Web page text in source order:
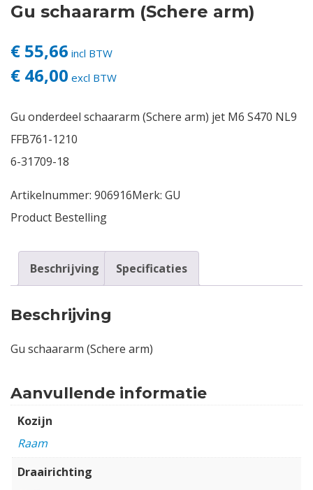
Vacatures
Gu schaararm (Schere arm)
€ 55,66 incl BTW
€ 46,00 excl BTW
Gu onderdeel schaararm (Schere arm) jet M6 S470 NL9
FFB761-1210
6-31709-18
Artikelnummer: 906916Merk: GU
Product Bestelling
Beschrijving Specificaties
Beschrijving
Gu schaararm (Schere arm)
Aanvullende informatie
Kozijn
Raam
Draairichting